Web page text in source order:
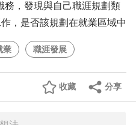
務，發現與自己職涯規劃類
，是否該規劃在就業區域中
業 職涯發展
分享
收藏